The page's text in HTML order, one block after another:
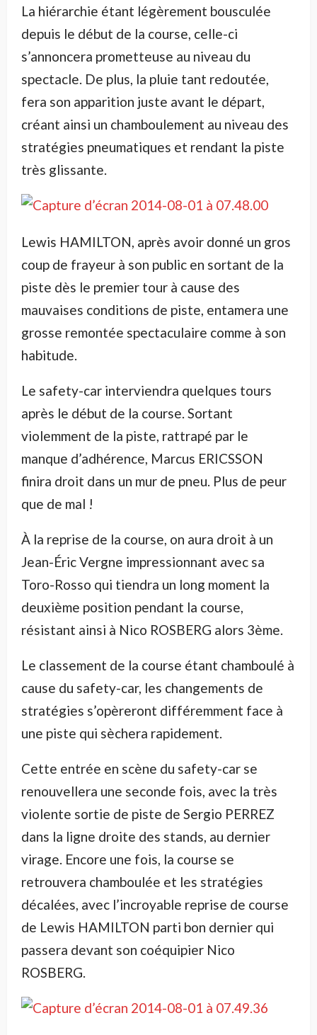
La hiérarchie étant légèrement bousculée
depuis le début de la course, celle-ci
s’annoncera prometteuse au niveau du
spectacle. De plus, la pluie tant redoutée,
fera son apparition juste avant le départ,
créant ainsi un chamboulement au niveau des
stratégies pneumatiques et rendant la piste
très glissante.
Lewis HAMILTON, après avoir donné un gros
coup de frayeur à son public en sortant de la
piste dès le premier tour à cause des
mauvaises conditions de piste, entamera une
grosse remontée spectaculaire comme à son
habitude.
Le safety-car interviendra quelques tours
après le début de la course. Sortant
violemment de la piste, rattrapé par le
manque d’adhérence, Marcus ERICSSON
finira droit dans un mur de pneu. Plus de peur
que de mal !
À la reprise de la course, on aura droit à un
Jean-Éric Vergne impressionnant avec sa
Toro-Rosso qui tiendra un long moment la
deuxième position pendant la course,
résistant ainsi à Nico ROSBERG alors 3ème.
Le classement de la course étant chamboulé à
cause du safety-car, les changements de
stratégies s’opèreront différemment face à
une piste qui sèchera rapidement.
Cette entrée en scène du safety-car se
renouvellera une seconde fois, avec la très
violente sortie de piste de Sergio PERREZ
dans la ligne droite des stands, au dernier
virage. Encore une fois, la course se
retrouvera chamboulée et les stratégies
décalées, avec l’incroyable reprise de course
de Lewis HAMILTON parti bon dernier qui
passera devant son coéquipier Nico
ROSBERG.